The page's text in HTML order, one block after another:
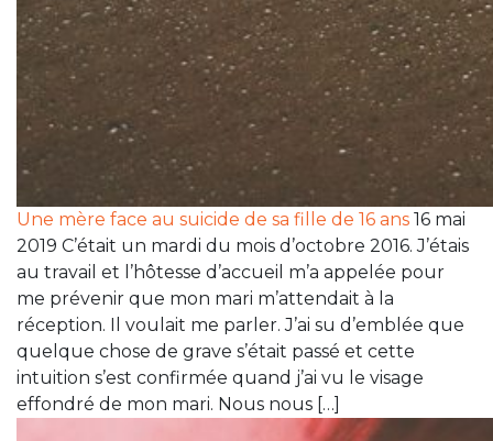
Une mère face au suicide de sa fille de 16 ans 16 mai
2019 C’était un mardi du mois d’octobre 2016. J’étais
au travail et l’hôtesse d’accueil m’a appelée pour
me prévenir que mon mari m’attendait à la
réception. Il voulait me parler. J’ai su d’emblée que
quelque chose de grave s’était passé et cette
intuition s’est confirmée quand j’ai vu le visage
effondré de mon mari. Nous nous […]